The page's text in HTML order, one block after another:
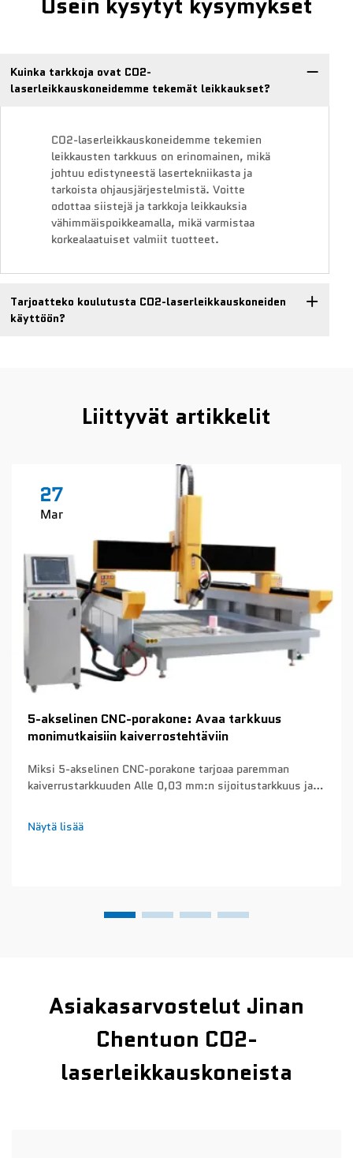
Kuinka tarkkoja ovat CO2-
laserleikkauskoneidemme tekemät leikkaukset?
CO2-laserleikkauskoneidemme tekemien
leikkausten tarkkuus on erinomainen, mikä
johtuu edistyneestä lasertekniikasta ja
tarkoista ohjausjärjestelmistä. Voitte
odottaa siistejä ja tarkkoja leikkauksia
vähimmäispoikkeamalla, mikä varmistaa
korkealaatuiset valmiit tuotteet.
Tarjoatteko koulutusta CO2-laserleikkauskoneiden
käyttöön?
Liittyvät artikkelit
27
Mar
5-akselinen CNC-porakone: Avaa tarkkuus
monimutkaisiin kaiverrostehtäviin
Miksi 5-akselinen CNC-porakone tarjoaa paremman
kaiverrustarkkuuden Alle 0,03 mm:n sijoitustarkkuus ja
kaiverruksia varten Nykyiset 5-akseliset CNC-porakoneet
saavuttavat sijoitustarkkuuden toistettavuuden alle 0,03
Näytä lisää
Asiakasarvostelut Jinan
Chentuon CO2-
laserleikkauskoneista